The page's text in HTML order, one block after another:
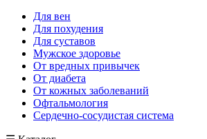
Для вен
Для похудения
Для суставов
Мужское здоровье
От вредных привычек
От диабета
От кожных заболеваний
Офтальмология
Сердечно-сосудистая система